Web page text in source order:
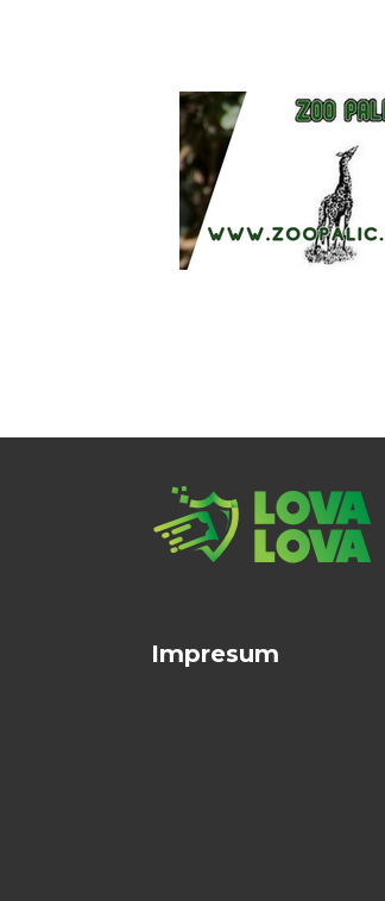
Impresum